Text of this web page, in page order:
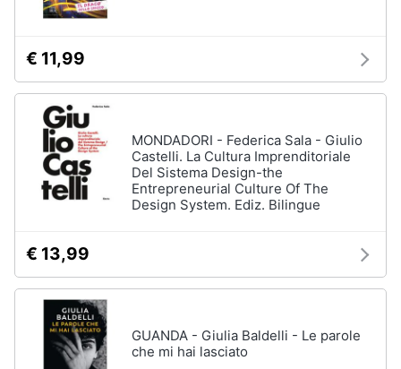
€ 11,99
MONDADORI - Federica Sala - Giulio
Castelli. La Cultura Imprenditoriale
Del Sistema Design-the
Entrepreneurial Culture Of The
Design System. Ediz. Bilingue
€ 13,99
GUANDA - Giulia Baldelli - Le parole
che mi hai lasciato